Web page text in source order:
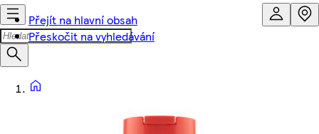
Přejít na hlavní obsah
Přeskočit na vyhledávání